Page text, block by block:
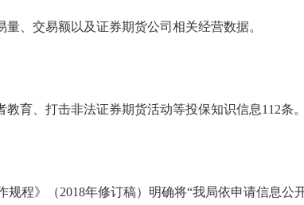
、交易额以及证券期货公司相关经营数据。
育、打击非法证券期货活动等投保知识信息112条。
规程》（2018年修订稿）明确将“我局依申请信息公